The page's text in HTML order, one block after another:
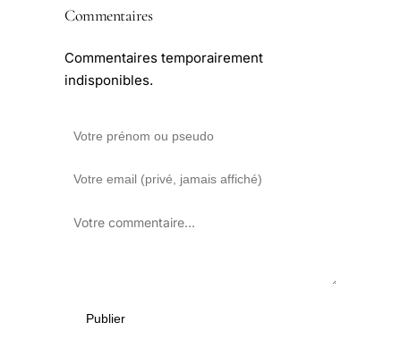
Commentaires
Commentaires temporairement
indisponibles.
Publier